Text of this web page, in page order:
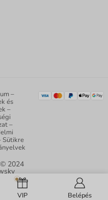
–
és
–
–
Sütikre
2024
jog
VIP Belépés